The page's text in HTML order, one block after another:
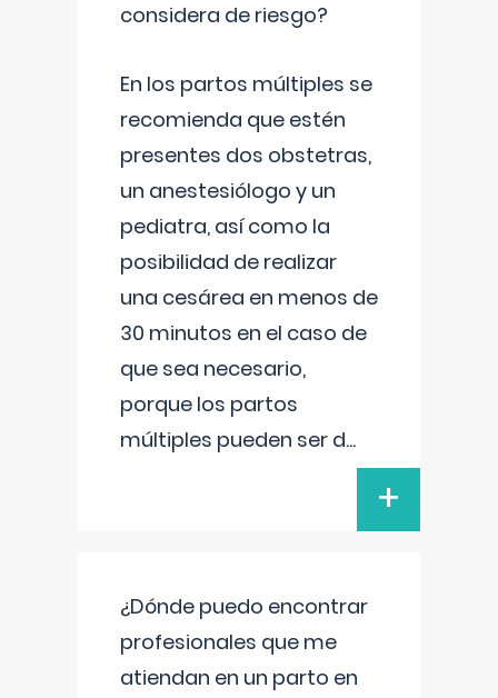
considera de riesgo?
En los partos múltiples se
recomienda que estén
presentes dos obstetras,
un anestesiólogo y un
pediatra, así como la
posibilidad de realizar
una cesárea en menos de
30 minutos en el caso de
que sea necesario,
porque los partos
múltiples pueden ser d...
+
¿Dónde puedo encontrar
profesionales que me
atiendan en un parto en